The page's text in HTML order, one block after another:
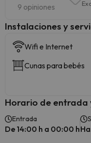
9 opiniones
Instalaciones y
Wifi e Internet
Cunas para bebés
Horario de entrada
Entrada
De 14:00 h a 00:00 h